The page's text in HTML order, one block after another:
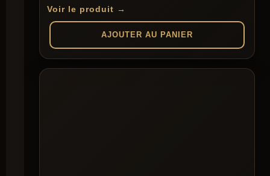
Voir le produit →
AJOUTER AU PANIER